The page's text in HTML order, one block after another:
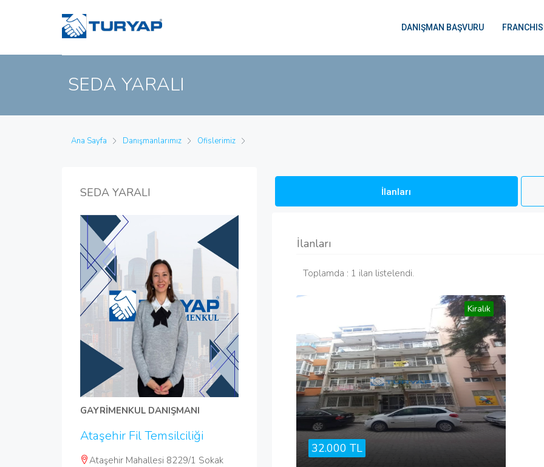
DANIŞMAN BAŞVURU
SEDA YARALI
Ana Sayfa Danışmanlarımız Ofislerimiz
SEDA YARALI
GAYRİMENKUL DANIŞMANI
Ataşehir Fil Temsilciliği
Ataşehir Mahallesi 8229/1 Sokak
İlanları
İlanları
Toplamda : 1 ilan listelendi.
Kiralık
32.000 TL